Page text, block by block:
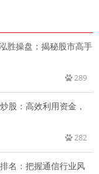
胜操盘：揭秘股市高手
289
股：高效利用资金，
282
名：把握通信行业风